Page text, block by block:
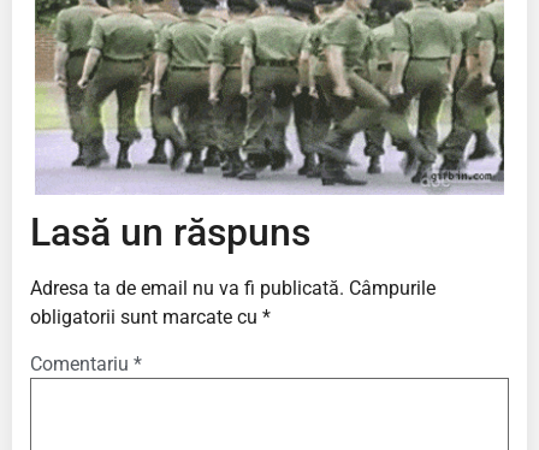
Lasă un răspuns
Adresa ta de email nu va fi publicată. Câmpurile
obligatorii sunt marcate cu *
Comentariu *